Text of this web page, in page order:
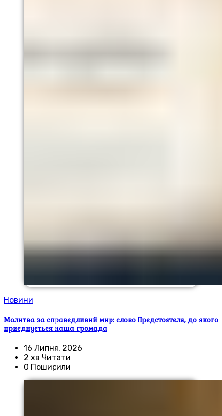
Новини
Молитва за справедливий мир: слово Предстоятеля, до якого
приєднується наша громада
16 Липня, 2026
2 хв Читати
0 Поширили